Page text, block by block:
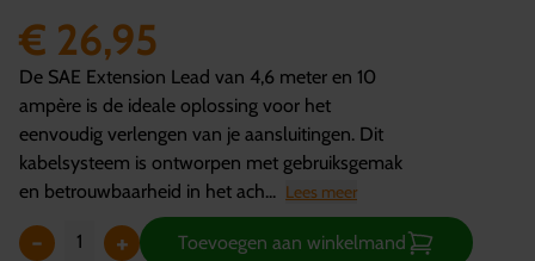
€ 26,95
De SAE Extension Lead van 4,6 meter en 10
ampère is de ideale oplossing voor het
eenvoudig verlengen van je aansluitingen. Dit
kabelsysteem is ontworpen met gebruiksgemak
en betrouwbaarheid in het ach... Lees meer
- + Toevoegen aan winkelmand